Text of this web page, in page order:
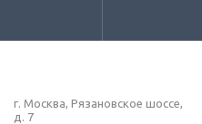
г. Москва, Рязановское шоссе,
д. 7